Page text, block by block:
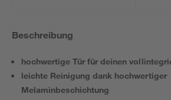
Beschreibung
hochwertige Tür für deinen
leichte Reinigung dank hochwertiger
Melaminbeschichtung